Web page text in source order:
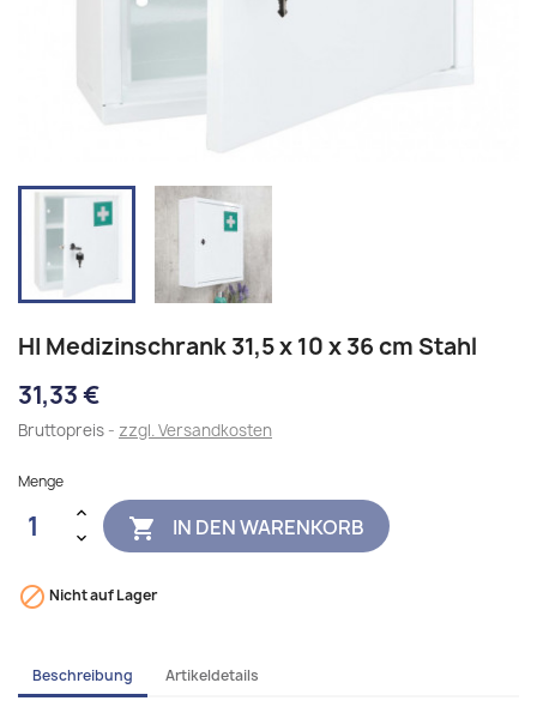
HI Medizinschrank 31,5 x 10 x 36 cm Stahl
31,33 €
Bruttopreis zzgl. Versandkosten
Menge
 IN DEN WARENKORB
 Nicht auf Lager
Beschreibung Artikeldetails